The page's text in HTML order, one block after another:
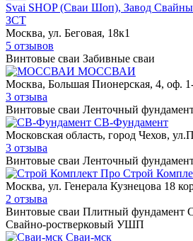
Svai SHOP (Сваи Шоп), Завод
ЗСТ
Москва, ул. Беговая, 18к1
5 отзывов
Винтовые сваи Забивные сваи
МОСCВАИ
Москва, Большая Пионерская, 4, оф.
3 отзыва
Винтовые сваи Ленточный
СВ-Фундамент
Московская область, город Чехов,
3 отзыва
Винтовые сваи Ленточный
Строй
Москва, ул. Генерала Кузнецова 18
2 отзыва
Винтовые сваи Плитный фундамент
Свайно-ростверковый УШП
Сваи-мск